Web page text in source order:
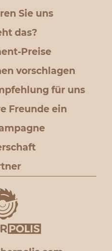
Sie uns
das?
Preise
vorschlagen
für uns
Freunde ein